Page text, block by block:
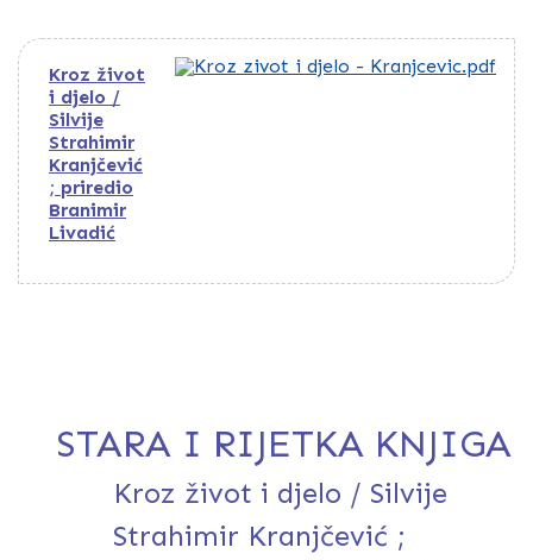
Kroz život
i djelo /
Silvije
Strahimir
Kranjčević
; priredio
Branimir
Livadić
STARA I RIJETKA KNJIGA
Kroz život i djelo / Silvije
Strahimir Kranjčević ;